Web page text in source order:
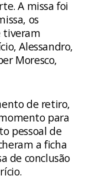
A missa foi
os
tiveram
Alessandro,
Moresco,
de retiro,
para
pessoal de
a ficha
de conclusão